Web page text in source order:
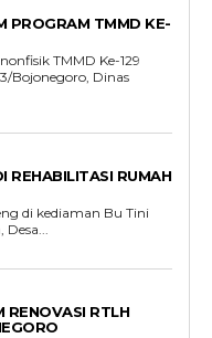
PROGRAM TMMD KE-
TMMD Ke-129
Bojonegoro, Dinas
REHABILITASI RUMAH
di kediaman Bu Tini
RENOVASI RTLH